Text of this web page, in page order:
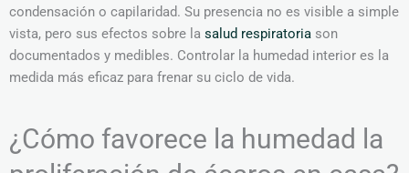
condensación o capilaridad. Su presencia no es visible a simple
vista, pero sus efectos sobre la salud respiratoria son
documentados y medibles. Controlar la humedad interior es la
medida más eficaz para frenar su ciclo de vida.
¿Cómo favorece la humedad la